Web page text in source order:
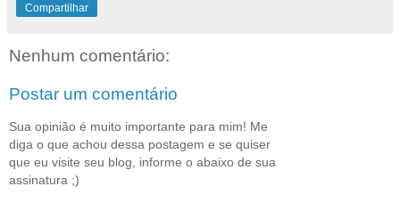
Compartilhar
Nenhum comentário:
Postar um comentário
Sua opinião é muito importante para mim! Me
diga o que achou dessa postagem e se quiser
que eu visite seu blog, informe o abaixo de sua
assinatura ;)